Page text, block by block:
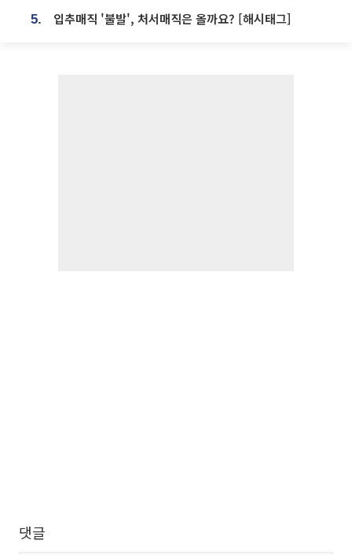
5. 입추매직 '불발', 처서매직은 올까요? [해시태그]
댓글